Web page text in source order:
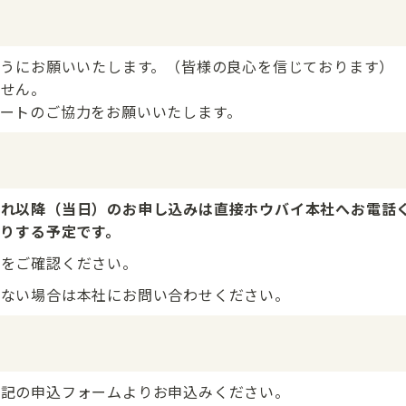
にお願いいたします。（皆様の良心を信じております）
ん。
トのご協力をお願いいたします。
以降（当日）のお申し込みは直接ホウバイ本社へお電話
する予定です。
ご確認ください。
い場合は本社にお問い合わせください。
の申込フォームよりお申込みください。